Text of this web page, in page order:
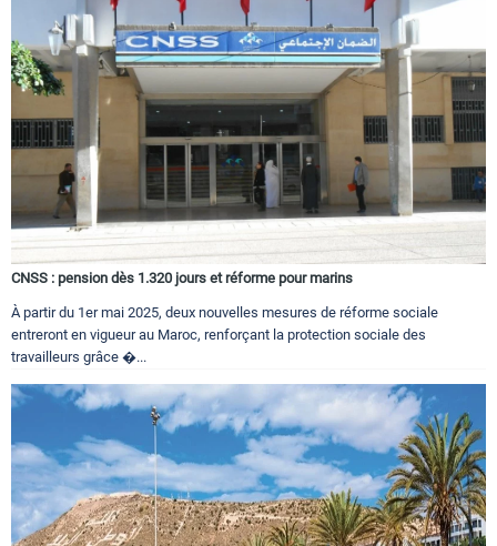
CNSS : pension dès 1.320 jours et réforme pour marins
À partir du 1er mai 2025, deux nouvelles mesures de réforme sociale
entreront en vigueur au Maroc, renforçant la protection sociale des
travailleurs grâce �...